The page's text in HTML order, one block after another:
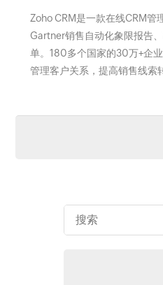
Zoho CRM是一款在线CRM管
Gartner销售自动化象限报告
单。180多个国家的30万+企
管理客户关系，提高销售线索